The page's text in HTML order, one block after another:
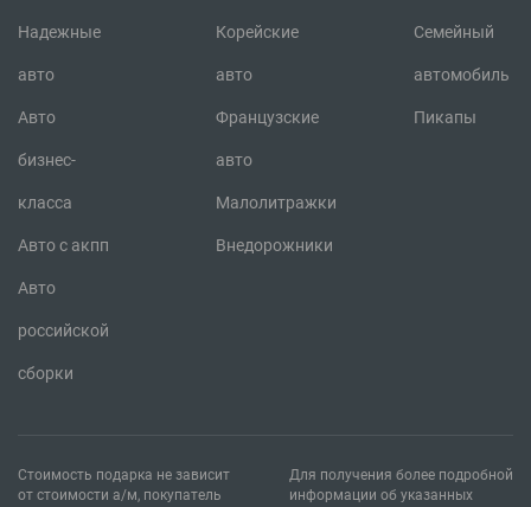
Надежные
авто
Авто
бизнес-
класса
Авто с акпп
Авто
российской
сборки
Корейские
авто
Французские
авто
Малолитражки
Внедорожники
Семейный
автомобиль
Пикапы
Стоимость подарка не зависит
от стоимости а/м, покупатель
Для получения более подробной
информации об указанных